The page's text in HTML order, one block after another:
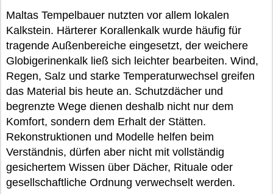
Maltas Tempelbauer nutzten vor allem lokalen
Kalkstein. Härterer Korallenkalk wurde häufig für
tragende Außenbereiche eingesetzt, der weichere
Globigerinenkalk ließ sich leichter bearbeiten. Wind,
Regen, Salz und starke Temperaturwechsel greifen
das Material bis heute an. Schutzdächer und
begrenzte Wege dienen deshalb nicht nur dem
Komfort, sondern dem Erhalt der Stätten.
Rekonstruktionen und Modelle helfen beim
Verständnis, dürfen aber nicht mit vollständig
gesichertem Wissen über Dächer, Rituale oder
gesellschaftliche Ordnung verwechselt werden.